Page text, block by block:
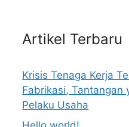
Artikel Terbaru
Krisis Tenaga Kerja
Fabrikasi, Tantangan
Pelaku Usaha